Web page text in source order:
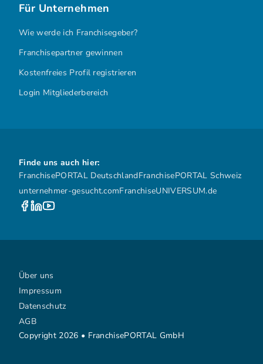
Für Unternehmen
Wie werde ich Franchisegeber?
Franchisepartner gewinnen
Kostenfreies Profil registrieren
Login Mitgliederbereich
Finde uns auch hier:
FranchisePORTAL DeutschlandFranchisePORTAL Schweiz
unternehmer-gesucht.comFranchiseUNIVERSUM.de
Copyright 2026 • FranchisePORTAL GmbH
Über uns
Impressum
Datenschutz
AGB